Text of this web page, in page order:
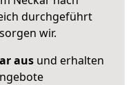
durchgeführt
wir.
ausund erhalten